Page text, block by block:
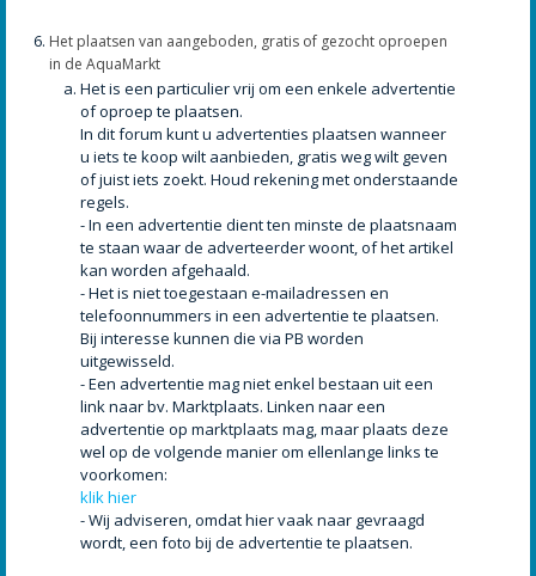
Het plaatsen van aangeboden, gratis of gezocht oproepen
in de AquaMarkt
Het is een particulier vrij om een enkele advertentie
of oproep te plaatsen.
In dit forum kunt u advertenties plaatsen wanneer
u iets te koop wilt aanbieden, gratis weg wilt geven
of juist iets zoekt. Houd rekening met onderstaande
regels.
- In een advertentie dient ten minste de plaatsnaam
te staan waar de adverteerder woont, of het artikel
kan worden afgehaald.
- Het is niet toegestaan e-mailadressen en
telefoonnummers in een advertentie te plaatsen.
Bij interesse kunnen die via PB worden
uitgewisseld.
- Een advertentie mag niet enkel bestaan uit een
link naar bv. Marktplaats. Linken naar een
advertentie op marktplaats mag, maar plaats deze
wel op de volgende manier om ellenlange links te
voorkomen:
klik hier
- Wij adviseren, omdat hier vaak naar gevraagd
wordt, een foto bij de advertentie te plaatsen.